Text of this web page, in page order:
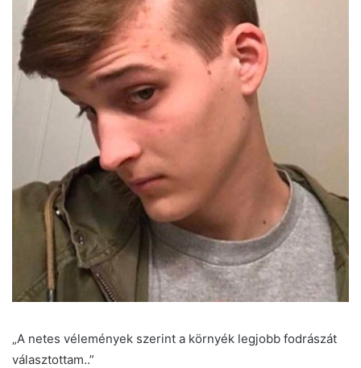
„A netes vélemények szerint a környék legjobb fodrászát
választottam..”